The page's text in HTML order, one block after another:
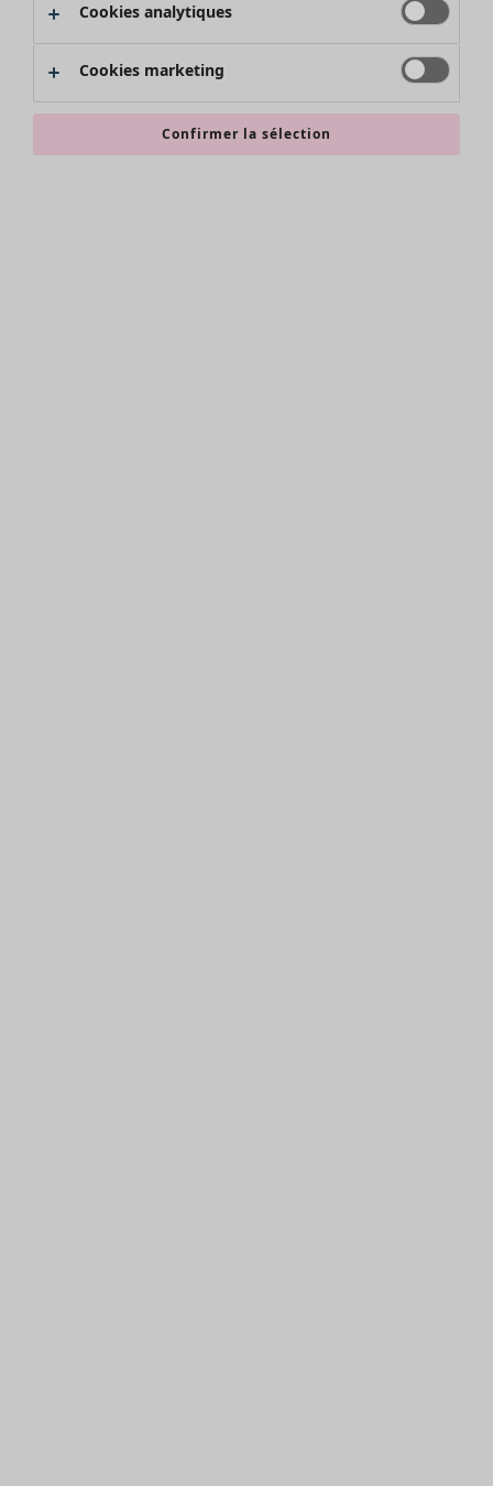
Promos SOLDES
Les promos de Gudrun Sjödén
Nouvel arrivage
Bonnes affaires en soldes - jusqu'à -70
Cookies analytiques
Cookies marketing
Confirmer la sélection